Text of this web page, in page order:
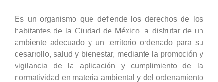
Es un organismo que defiende los derechos de los
habitantes de la Ciudad de México, a disfrutar de un
ambiente adecuado y un territorio ordenado para su
desarrollo, salud y bienestar, mediante la promoción y
vigilancia de la aplicación y cumplimiento de la
normatividad en materia ambiental y del ordenamiento